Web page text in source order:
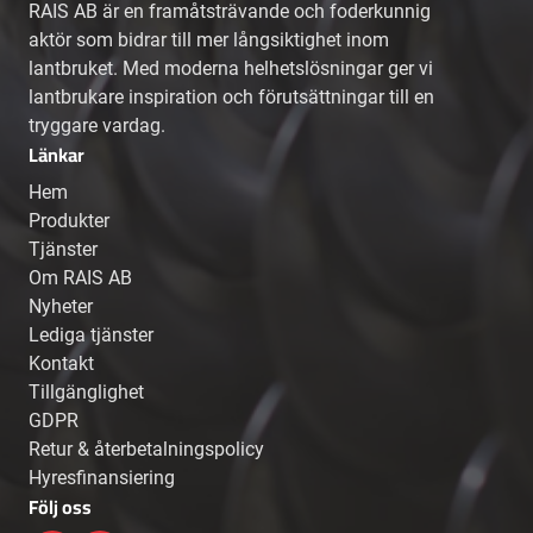
RAIS AB är en framåtsträvande och foderkunnig
aktör som bidrar till mer långsiktighet inom
lantbruket. Med moderna helhetslösningar ger vi
lantbrukare inspiration och förutsättningar till en
tryggare vardag.
Länkar
Hem
Produkter
Tjänster
Om RAIS AB
Nyheter
Lediga tjänster
Kontakt
Tillgänglighet
GDPR
Retur & återbetalningspolicy
Hyresfinansiering
Följ oss